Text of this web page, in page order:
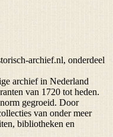
archief.nl, onderdeel
archief in Nederland
van 1720 tot heden.
gegroeid. Door
van onder meer
bibliotheken en